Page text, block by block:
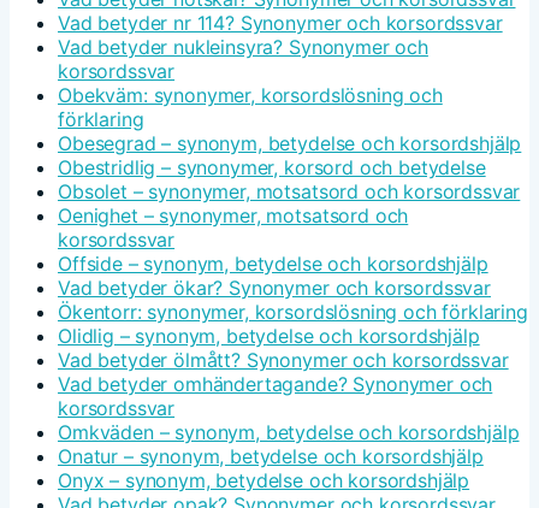
Vad betyder nr 114? Synonymer och korsordssvar
Vad betyder nukleinsyra? Synonymer och
korsordssvar
Obekväm: synonymer, korsordslösning och
förklaring
Obesegrad – synonym, betydelse och korsordshjälp
Obestridlig – synonymer, korsord och betydelse
Obsolet – synonymer, motsatsord och korsordssvar
Oenighet – synonymer, motsatsord och
korsordssvar
Offside – synonym, betydelse och korsordshjälp
Vad betyder ökar? Synonymer och korsordssvar
Ökentorr: synonymer, korsordslösning och förklaring
Olidlig – synonym, betydelse och korsordshjälp
Vad betyder ölmått? Synonymer och korsordssvar
Vad betyder omhändertagande? Synonymer och
korsordssvar
Omkväden – synonym, betydelse och korsordshjälp
Onatur – synonym, betydelse och korsordshjälp
Onyx – synonym, betydelse och korsordshjälp